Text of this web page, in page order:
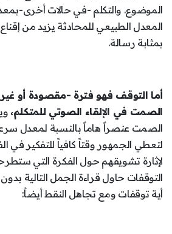
الموضوع. والتكلم -في حالات أخرى-
المعدل الطبيعي للمحادثة يزيد من
بمثابة رسالة.
أما التوقف فهو فترة -مقصودة أو
الصمت في الإلقاء الصوتي للمتكلم،
الصمت عنصراً هاماً بالنسبة لمعدل
لتعطي الجمهور وقتاً كافياً للتفكير في
لإثارة تشويقهم حول الفكرة التي
التوقفات حاول قراءة الجمل التالية
أية توقفات ومع تجاهل النقط أيضاً: